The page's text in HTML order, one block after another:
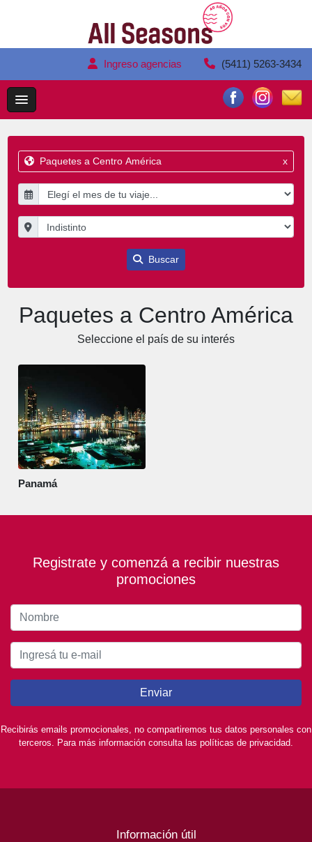
Ingreso agencias (5411) 5263-3434
Paquetes a Centro América x
Buscar
Paquetes a Centro América
Seleccione el país de su interés
Panamá
Registrate y comenzá a recibir nuestras
promociones
Enviar
Recibirás emails promocionales, no compartiremos tus datos personales con
terceros. Para más información consulta las políticas de privacidad.
Información útil